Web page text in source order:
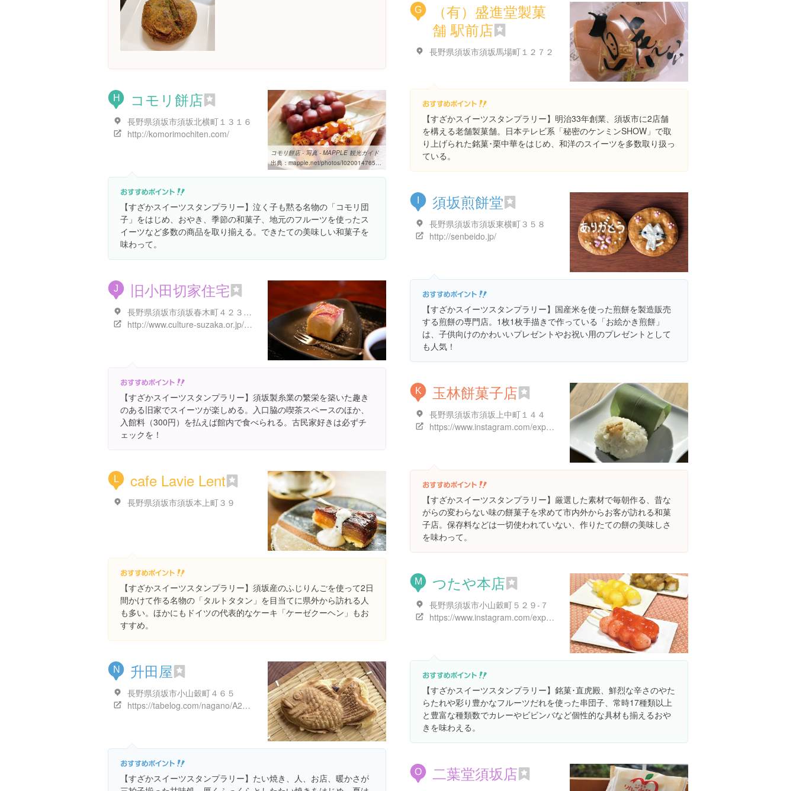
G
（有）盛進堂製菓
舗 駅前店
長野県須坂市須坂馬場町１２７２
【すざかスイーツスタンプラリー】明治33年創業、須坂市に2店舗
を構える老舗製菓舗。日本テレビ系「秘密のケンミンSHOW」で取
り上げられた銘菓･栗中華をはじめ、和洋のスイーツを多数取り扱っ
ている。
H コモリ餅店
長野県須坂市須坂北横町１３１６
http://komorimochiten.com/
コモリ餅店 - 写真 - MAPPLE 観光ガイド
出典： mapple.net/photos/I02001476501.htm
【すざかスイーツスタンプラリー】泣く子も黙る名物の「コモリ団
子」をはじめ、おやき、季節の和菓子、地元のフルーツを使ったス
イーツなど多数の商品を取り揃える。できたての美味しい和菓子を
味わって。
須坂煎餅堂
長野県須坂市須坂東横町３５８
http://senbeido.jp/
【すざかスイーツスタンプラリー】国産米を使った煎餅を製造販売
する煎餅の専門店。1枚1枚手描きで作っている「お絵かき煎餅」
は、子供向けのかわいいプレゼントやお祝い用のプレゼントとして
も人気！
J 旧小田切家住宅
長野県須坂市須坂春木町４２３-１
http://www.culture-suzaka.or.jp/otagiri/
【すざかスイーツスタンプラリー】須坂製糸業の繁栄を築いた趣き
のある旧家でスイーツが楽しめる。入口脇の喫茶スペースのほか、
入館料（300円）を払えば館内で食べられる。古民家好きは必ずチ
ェックを！
K 玉林餅菓子店
長野県須坂市須坂上中町１４４
https://www.instagram.com/explore/locations/1312665335480249
【すざかスイーツスタンプラリー】厳選した素材で毎朝作る、昔な
がらの変わらない味の餅菓子を求めて市内外からお客が訪れる和菓
子店。保存料などは一切使われていない、作りたての餅の美味しさ
を味わって。
L cafe Lavie Lent
長野県須坂市須坂本上町３９
【すざかスイーツスタンプラリー】須坂産のふじりんごを使って2日
間かけて作る名物の「タルトタタン」を目当てに県外から訪れる人
も多い。ほかにもドイツの代表的なケーキ「ケーゼクーヘン」もお
すすめ。
M つたや本店
長野県須坂市小山穀町５２９-７
https://www.instagram.com/explore/locations/333970639
【すざかスイーツスタンプラリー】銘菓･直虎殿、鮮烈な辛さのやた
らたれや彩り豊かなフルーツだれを使った串団子、常時17種類以上
と豊富な種類数でカレーやビビンバなど個性的な具材も揃えるおや
きを味わえる。
N 升田屋
長野県須坂市小山穀町４６５
https://tabelog.com/nagano/A2001/A200102/20011568/
【すざかスイーツスタンプラリー】たい焼き、人、お店、暖かさが
O 二葉堂須坂店